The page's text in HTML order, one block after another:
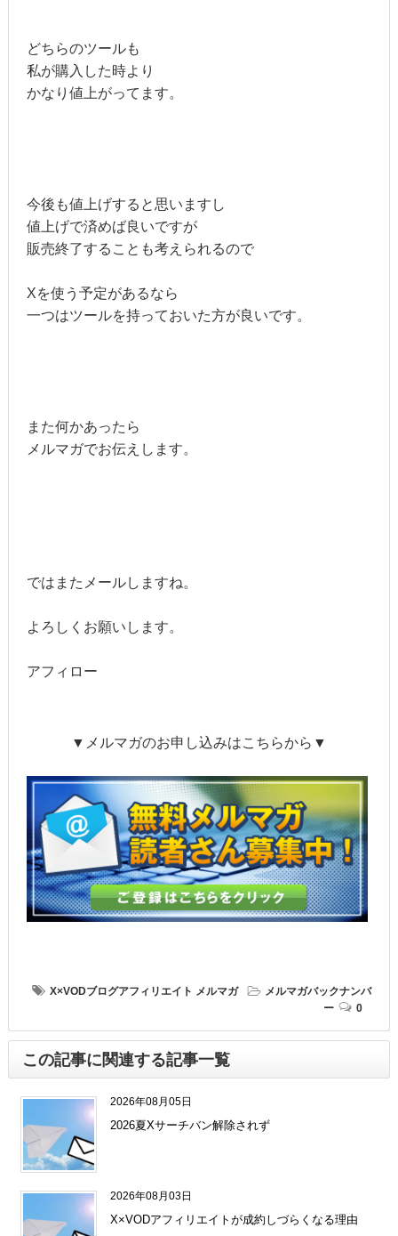
どちらのツールも
私が購入した時より
かなり値上がってます。
今後も値上げすると思いますし
値上げで済めば良いですが
販売終了することも考えられるので
Xを使う予定があるなら
一つはツールを持っておいた方が良いです。
また何かあったら
メルマガでお伝えします。
ではまたメールしますね。
よろしくお願いします。
アフィロー
▼メルマガのお申し込みはこちらから▼
X×VODブログアフィリエイト メルマガ
メルマガバックナンバ
ー
0
この記事に関連する記事一覧
2026年08月05日
2026夏Xサーチバン解除されず
2026年08月03日
X×VODアフィリエイトが成約しづらくなる理由